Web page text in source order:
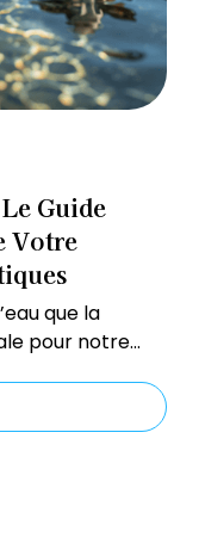
Guide
Votre
que la
pour notre
nos animaux
? Eux